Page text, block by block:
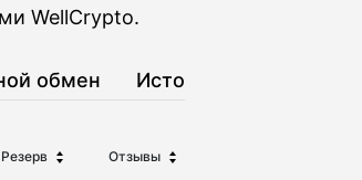
WellCrypto.
обмен История
Резерв Отзывы